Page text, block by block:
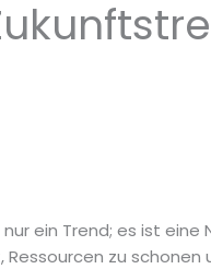
ein Trend; es ist eine
zu schonen